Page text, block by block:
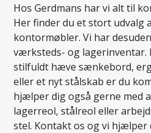
Hos Gerdmans har vi alt til
Her finder du et stort udvalg
kontormøbler. Vi har
værksteds- og lagerinventar.
stilfuldt hæve sænkebord,
eller et nyt stålskab er du
hjælper dig også gerne med
lagerreol, stålreol eller
stel. Kontakt os og vi hjælper